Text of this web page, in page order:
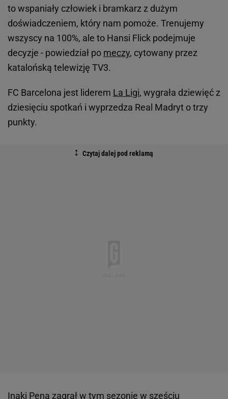
to wspaniały człowiek i bramkarz z dużym
doświadczeniem, który nam pomoże. Trenujemy
wszyscy na 100%, ale to Hansi Flick podejmuje
decyzje - powiedział po meczy, cytowany przez
katalońską telewizję TV3.
FC Barcelona jest liderem La Ligi, wygrała dziewięć z
dziesięciu spotkań i wyprzedza Real Madryt o trzy
punkty.
Inaki Pena zagrał w tym sezonie w sześciu